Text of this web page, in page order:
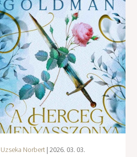
Uzseka Norbert| 2026. 03. 03.